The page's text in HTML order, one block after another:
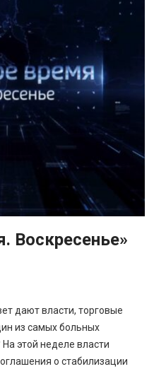
Воскресенье»
дают власти, торговые
из самых больных
этой неделе власти
о стабилизации